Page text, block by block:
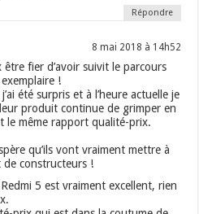
Répondre
8 mai 2018 à 14h52
fier d’avoir suivit le parcours
!
été surpris et à l’heure actuelle je
produit continue de grimper en
le même rapport qualité-prix.
qu’ils vont vraiment mettre à
de constructeurs !
5 est vraiment excellent, rien